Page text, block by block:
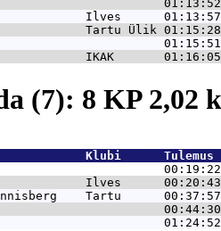
01:13:52
Ilves      01:13:57
Tartu Ülik 01:15:28
01:15:51
IKAK       01:16:05
(7): 8 KP 2,02
Klubi
00:19:22
Ilves      00:20:43
Tartu      00:37:57
00:44:30
01:24:52